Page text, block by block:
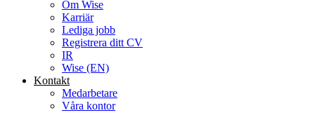
Om Wise
Karriär
Lediga jobb
Registrera ditt CV
IR
Wise (EN)
Kontakt
Medarbetare
Våra kontor